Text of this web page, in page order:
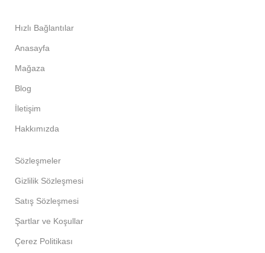
Hızlı Bağlantılar
Anasayfa
Mağaza
Blog
İletişim
Hakkımızda
Sözleşmeler
Gizlilik Sözleşmesi
Satış Sözleşmesi
Şartlar ve Koşullar
Çerez Politikası